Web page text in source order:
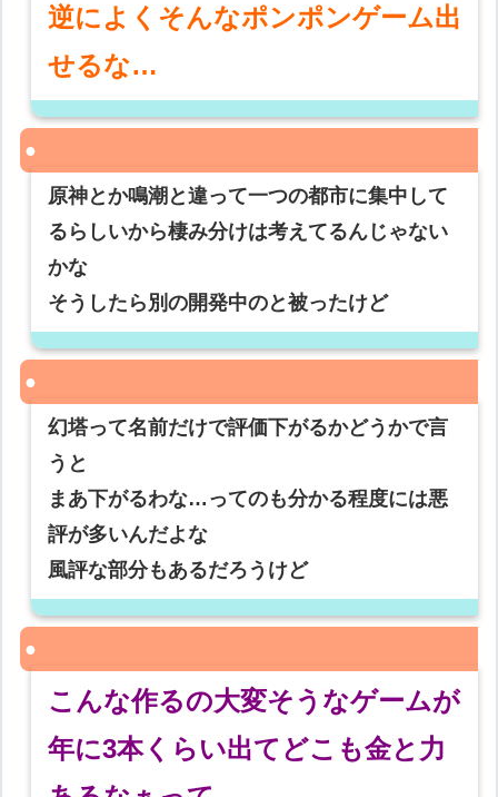
逆によくそんなポンポンゲーム出
せるな…
原神とか鳴潮と違って一つの都市に集中して
るらしいから棲み分けは考えてるんじゃない
かな
そうしたら別の開発中のと被ったけど
幻塔って名前だけで評価下がるかどうかで言
うと
まあ下がるわな…ってのも分かる程度には悪
評が多いんだよな
風評な部分もあるだろうけど
こんな作るの大変そうなゲームが
年に3本くらい出てどこも金と力